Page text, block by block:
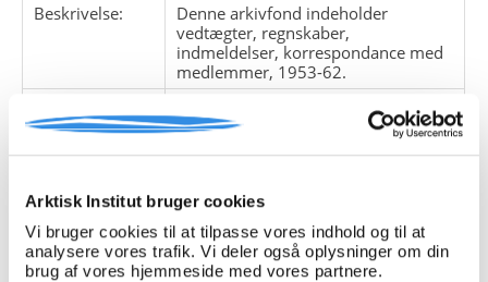
Arktisk Institut bruger cookies
Vi bruger cookies til at tilpasse vores indhold og til at
analysere vores trafik. Vi deler også oplysninger om din
brug af vores hjemmeside med vores partnere.
Beskrivelse:
Denne arkivfond indeholder
vedtægter, regnskaber,
indmeldelser, korrespondance med
medlemmer, 1953-62.
Accessionsdato:
efter aftale med arkivaren.
Note:
Ingen note registreret
Henvisninger